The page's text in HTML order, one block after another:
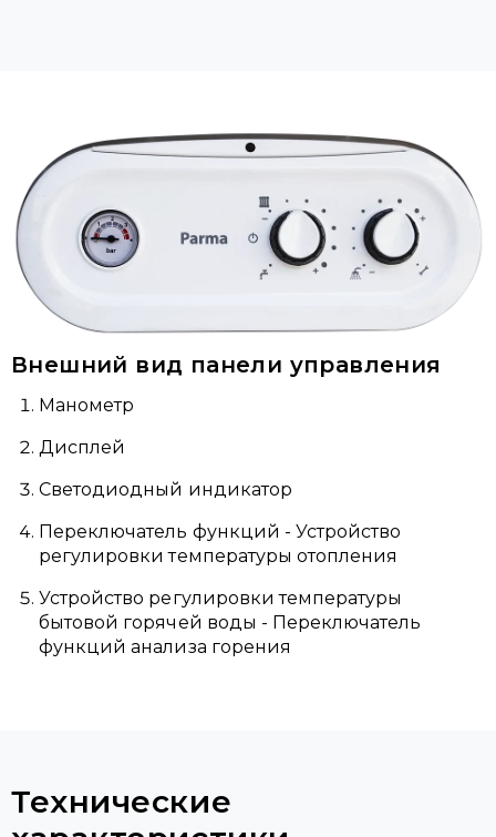
Внешний вид панели управления
Манометр
Дисплей
Светодиодный индикатор
Переключатель функций - Устройство
регулировки температуры отопления
Устройство регулировки температуры
бытовой горячей воды - Переключатель
функций анализа горения
Технические